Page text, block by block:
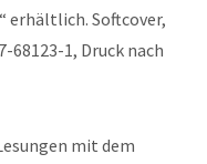
erhältlich. Softcover,
68123-1, Druck nach
mit dem